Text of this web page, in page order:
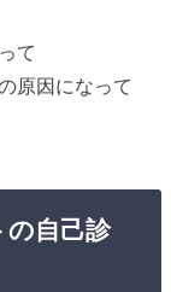
て
原因になって
の自己診